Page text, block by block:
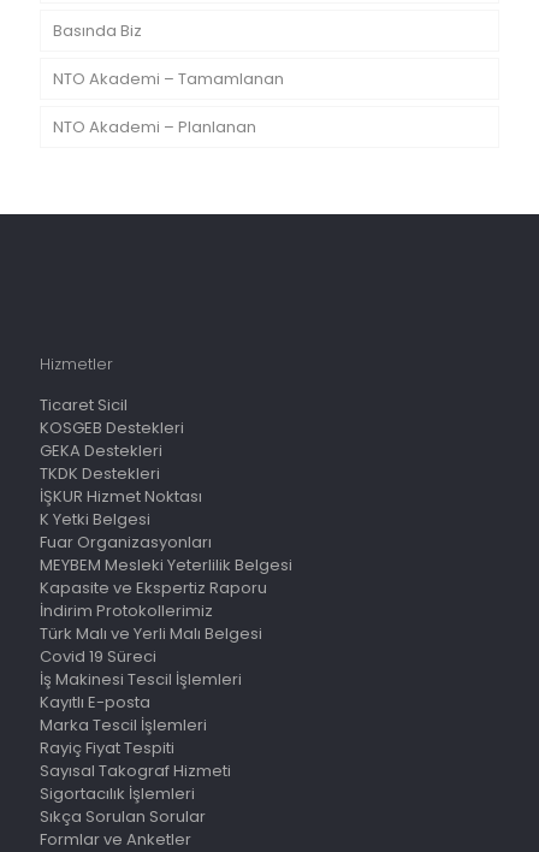
Basında Biz
NTO Akademi – Tamamlanan
NTO Akademi – Planlanan
Hizmetler
Ticaret Sicil
KOSGEB Destekleri
GEKA Destekleri
TKDK Destekleri
İŞKUR Hizmet Noktası
K Yetki Belgesi
Fuar Organizasyonları
MEYBEM Mesleki Yeterlilik Belgesi
Kapasite ve Ekspertiz Raporu
İndirim Protokollerimiz
Türk Malı ve Yerli Malı Belgesi
Covid 19 Süreci
İş Makinesi Tescil İşlemleri
Kayıtlı E-posta
Marka Tescil İşlemleri
Rayiç Fiyat Tespiti
Sayısal Takograf Hizmeti
Sigortacılık İşlemleri
Sıkça Sorulan Sorular
Formlar ve Anketler